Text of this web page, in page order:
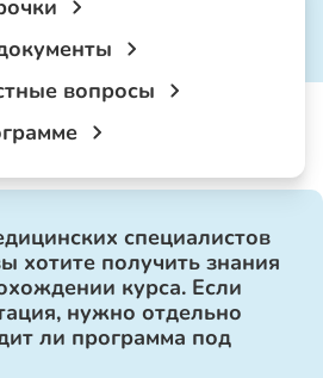
вопросы
специалистов
хотите получить знания
курса. Если
нужно отдельно
ли программа под